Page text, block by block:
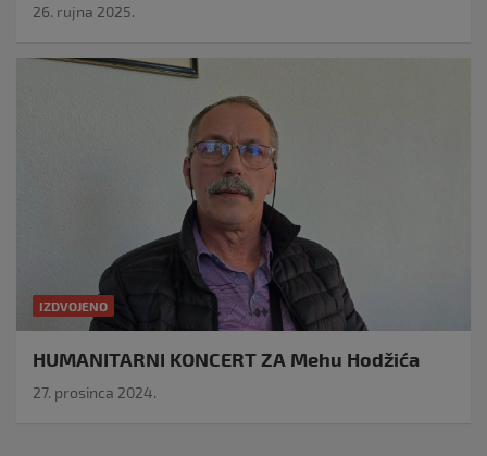
26. rujna 2025.
IZDVOJENO
HUMANITARNI KONCERT ZA Mehu Hodžića
27. prosinca 2024.